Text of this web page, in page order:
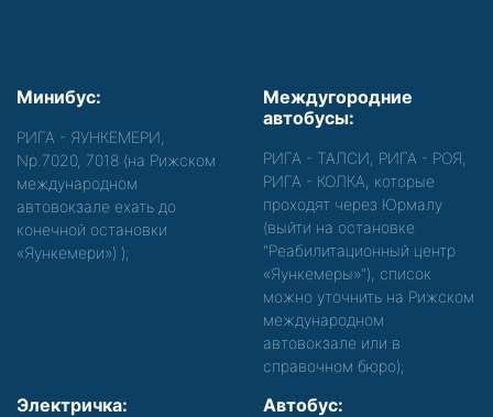
Минибус:
РИГА - ЯУНКЕМЕРИ,
Nр.7020, 7018 (на Рижском
международном
автовокзале ехать до
конечной остановки
«Яункемери») );
Междугородние
автобусы:
РИГА - ТАЛСИ, РИГА - РОЯ,
РИГА - КОЛКА, которые
проходят через Юрмалу
(выйти на остановке
"Реабилитационный центр
«Яункемеры»"), список
можно уточнить на Рижском
международном
автовокзале или в
справочном бюро);
Электричка: Автобус: